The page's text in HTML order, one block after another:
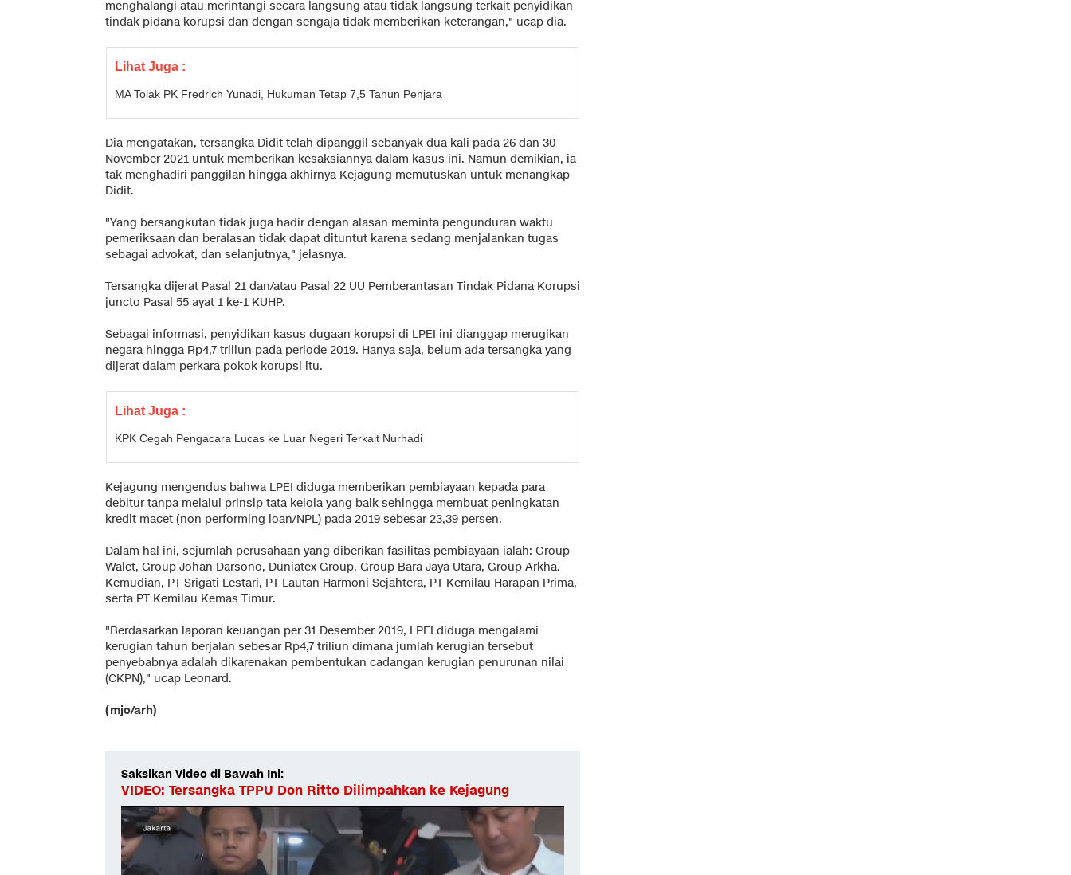
menghalangi atau merintangi secara langsung atau tidak langsung terkait penyidikan
tindak pidana korupsi dan dengan sengaja tidak memberikan keterangan," ucap dia.
Lihat Juga :
MA Tolak PK Fredrich Yunadi, Hukuman Tetap 7,5 Tahun Penjara
Dia mengatakan, tersangka Didit telah dipanggil sebanyak dua kali pada 26 dan 30
November 2021 untuk memberikan kesaksiannya dalam kasus ini. Namun demikian, ia
tak menghadiri panggilan hingga akhirnya Kejagung memutuskan untuk menangkap
Didit.
"Yang bersangkutan tidak juga hadir dengan alasan meminta pengunduran waktu
pemeriksaan dan beralasan tidak dapat dituntut karena sedang menjalankan tugas
sebagai advokat, dan selanjutnya," jelasnya.
Tersangka dijerat Pasal 21 dan/atau Pasal 22 UU Pemberantasan Tindak Pidana Korupsi
juncto Pasal 55 ayat 1 ke-1 KUHP.
Sebagai informasi, penyidikan kasus dugaan korupsi di LPEI ini dianggap merugikan
negara hingga Rp4,7 triliun pada periode 2019. Hanya saja, belum ada tersangka yang
dijerat dalam perkara pokok korupsi itu.
Lihat Juga :
KPK Cegah Pengacara Lucas ke Luar Negeri Terkait Nurhadi
Kejagung mengendus bahwa LPEI diduga memberikan pembiayaan kepada para
debitur tanpa melalui prinsip tata kelola yang baik sehingga membuat peningkatan
kredit macet (non performing loan/NPL) pada 2019 sebesar 23,39 persen.
Dalam hal ini, sejumlah perusahaan yang diberikan fasilitas pembiayaan ialah: Group
Walet, Group Johan Darsono, Duniatex Group, Group Bara Jaya Utara, Group Arkha.
Kemudian, PT Srigati Lestari, PT Lautan Harmoni Sejahtera, PT Kemilau Harapan Prima,
serta PT Kemilau Kemas Timur.
"Berdasarkan laporan keuangan per 31 Desember 2019, LPEI diduga mengalami
kerugian tahun berjalan sebesar Rp4,7 triliun dimana jumlah kerugian tersebut
penyebabnya adalah dikarenakan pembentukan cadangan kerugian penurunan nilai
(CKPN)," ucap Leonard.
(mjo/arh)
Saksikan Video di Bawah Ini:
VIDEO: Tersangka TPPU Don Ritto Dilimpahkan ke Kejagung